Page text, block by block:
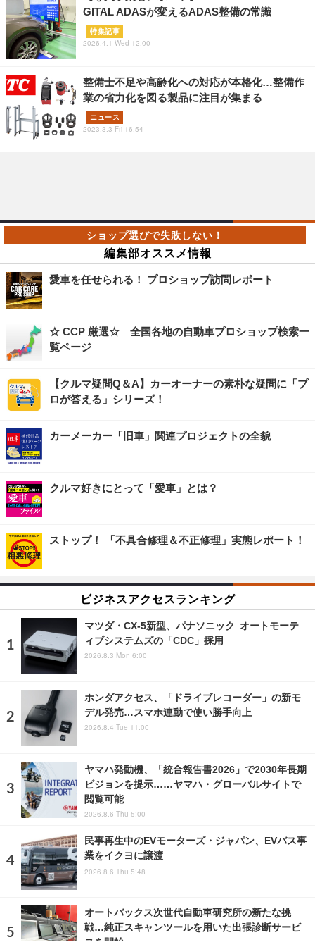
GITAL ADASが変えるADAS整備の常識
特集記事
2026.4.1 Wed 12:00
整備士不足や高齢化への対応が本格化…整備作
業の省力化を図る製品に注目が集まる
ニュース
2023.3.3 Fri 16:54
編集部オススメ情報
愛車を任せられる！ プロショップ訪問レポート
☆ CCP 厳選☆ 全国各地の自動車プロショップ検索一
覧ページ
【クルマ疑問Q＆A】カーオーナーの素朴な疑問に「プ
ロが答える」シリーズ！
カーメーカー「旧車」関連プロジェクトの全貌
クルマ好きにとって「愛車」とは？
ストップ！ 「不具合修理＆不正修理」実態レポート！
ビジネスアクセスランキング
マツダ・CX-5新型、パナソニック オートモーテ
ィブシステムズの「CDC」採用
2026.8.3 Mon 6:00
ホンダアクセス、「ドライブレコーダー」の新モ
デル発売…スマホ連動で使い勝手向上
2026.8.4 Tue 11:00
ヤマハ発動機、「統合報告書2026」で2030年長期
ビジョンを提示……ヤマハ・グローバルサイトで
閲覧可能
2026.8.6 Thu 5:00
民事再生中のEVモーターズ・ジャパン、EVバス事
業をイクヨに譲渡
2026.8.6 Thu 5:48
オートバックス次世代自動車研究所の新たな挑
戦…純正スキャンツールを用いた出張診断サービ
スを開始